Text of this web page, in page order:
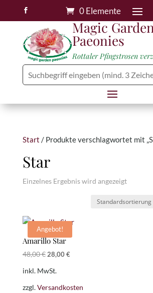
 0 Elemente
Magic
Paeonies
Rottaler Pfingstrosen
Start / Produkte verschlagwortet mit
Star
Einzelnes Ergebnis wird angezeigt
Angebot!
Amarillo Star
48,00€ Ursprünglicher
war:
48,00 €
28,00€Aktueller
28,00 €.
inkl. MwSt.
zzgl.Versandkosten